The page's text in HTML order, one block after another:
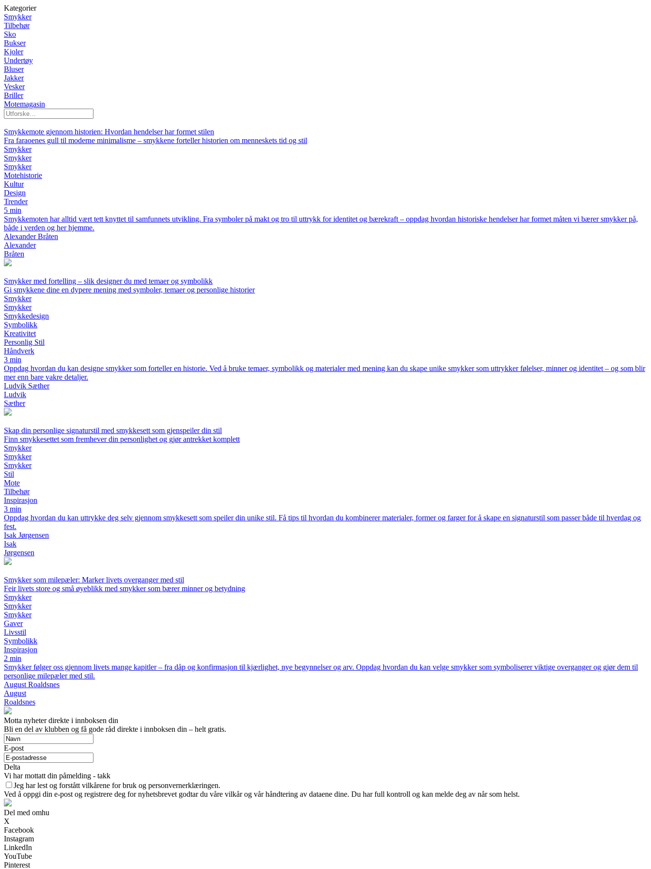
Kategorier
Smykker
Tilbehør
Sko
Bukser
Kjoler
Undertøy
Bluser
Jakker
Vesker
Briller
Motemagasin
Smykkemote gjennom historien: Hvordan hendelser har formet stilen
Fra faraoenes gull til moderne minimalisme – smykkene forteller historien om menneskets tid og stil
Smykker
Smykker
Smykker
Motehistorie
Kultur
Design
Trender
5 min
Smykkemoten har alltid vært tett knyttet til samfunnets utvikling. Fra symboler på makt og tro til uttrykk for identitet og bærekraft – oppdag hvordan historiske hendelser har formet måten vi bærer smykker på,
både i verden og her hjemme.
Alexander Bråten
Alexander
Bråten
Smykker med fortelling – slik designer du med temaer og symbolikk
Gi smykkene dine en dypere mening med symboler, temaer og personlige historier
Smykker
Smykker
Smykkedesign
Symbolikk
Kreativitet
Personlig Stil
Håndverk
3 min
Oppdag hvordan du kan designe smykker som forteller en historie. Ved å bruke temaer, symbolikk og materialer med mening kan du skape unike smykker som uttrykker følelser, minner og identitet – og som blir
mer enn bare vakre detaljer.
Ludvik Sæther
Ludvik
Sæther
Skap din personlige signaturstil med smykkesett som gjenspeiler din stil
Finn smykkesettet som fremhever din personlighet og gjør antrekket komplett
Smykker
Smykker
Smykker
Stil
Mote
Tilbehør
Inspirasjon
3 min
Oppdag hvordan du kan uttrykke deg selv gjennom smykkesett som speiler din unike stil. Få tips til hvordan du kombinerer materialer, former og farger for å skape en signaturstil som passer både til hverdag og
fest.
Isak Jørgensen
Isak
Jørgensen
Smykker som milepæler: Marker livets overganger med stil
Feir livets store og små øyeblikk med smykker som bærer minner og betydning
Smykker
Smykker
Smykker
Gaver
Livsstil
Symbolikk
Inspirasjon
2 min
Smykker følger oss gjennom livets mange kapitler – fra dåp og konfirmasjon til kjærlighet, nye begynnelser og arv. Oppdag hvordan du kan velge smykker som symboliserer viktige overganger og gjør dem til
personlige milepæler med stil.
August Roaldsnes
August
Roaldsnes
Motta nyheter direkte i innboksen din
Bli en del av klubben og få gode råd direkte i innboksen din – helt gratis.
E-post
Delta
Vi har mottatt din påmelding - takk
Jeg har lest og forstått vilkårene for bruk og personvernerklæringen.
Ved å oppgi din e-post og registrere deg for nyhetsbrevet godtar du våre vilkår og vår håndtering av dataene dine. Du har full kontroll og kan melde deg av når som helst.
Del med omhu
X
Facebook
Instagram
LinkedIn
YouTube
Pinterest